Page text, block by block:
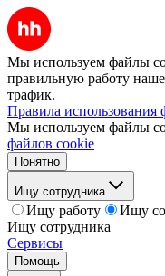
Мы используем файлы
правильную работу
трафик.
Правила использования
Мы используем файлы
файлов cookie
Понятно
Ищу сотрудника
Ищу работу
Ищу
Ищу сотрудника
Сервисы
Помощь